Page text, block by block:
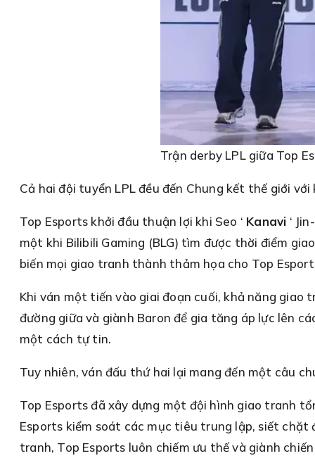
Trận derby LPL giữa Top
Cả hai đội tuyển LPL đều đến Chung kết thế giới
Top Esports khởi đầu thuận lợi khi Seo ‘ Kanavi ‘
một khi Bilibili Gaming (BLG) tìm được thời điểm
biến mọi giao tranh thành thảm họa cho Top
Khi ván một tiến vào giai đoạn cuối, khả năng giao
đường giữa và giành Baron để gia tăng áp lực lên
một cách tự tin.
Tuy nhiên, ván đấu thứ hai lại mang đến một câu
Top Esports đã xây dựng một đội hình giao tranh
Esports kiểm soát các mục tiêu trung lập, siết chặt
tranh, Top Esports luôn chiếm ưu thế và giành